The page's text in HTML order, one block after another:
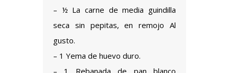
– ½ La carne de media guindilla
seca sin pepitas, en remojo Al
gusto.
– 1 Yema de huevo duro.
– 1 Rebanada de pan blanco